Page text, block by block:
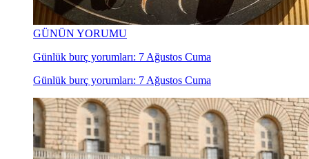
GÜNÜN YORUMU
Günlük burç yorumları: 7 Ağustos Cuma
Günlük burç yorumları: 7 Ağustos Cuma